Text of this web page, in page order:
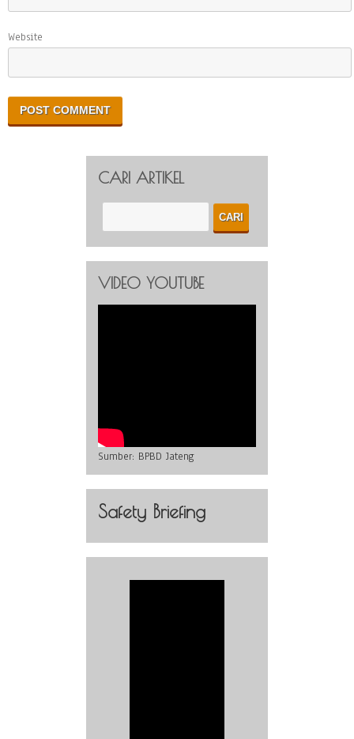
Website
CARI ARTIKEL
VIDEO YOUTUBE
Sumber: BPBD Jateng
Safety Briefing